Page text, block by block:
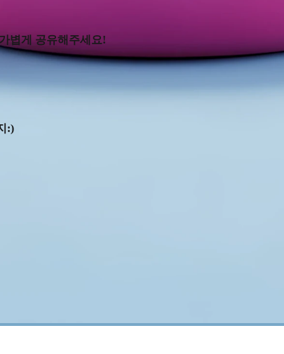
볍게 공유해주세요!
:)